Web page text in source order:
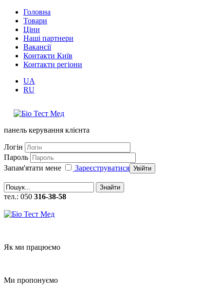
Головна
Товари
Ціни
Наші партнери
Вакансії
Контакти Київ
Контакти регіони
UA
RU
панель керування клієнта
Логін
Пароль
Запам'ятати мене
Зареєструватися Увійти
Знайти
тел.: 050 316-38-58
Як ми працюємо
Ми пропонуємо